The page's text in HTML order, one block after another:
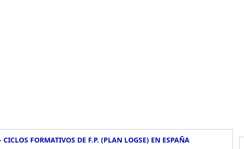
FORMATIVOS DE F.P. (PLAN LOGSE) EN ESPAÑA